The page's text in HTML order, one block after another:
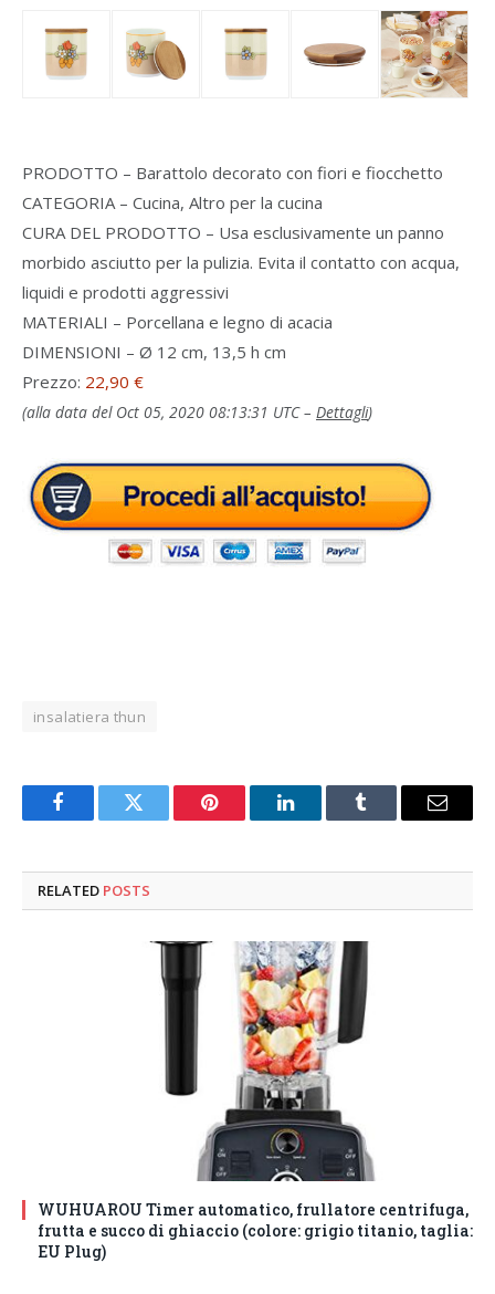
PRODOTTO – Barattolo decorato con fiori e fiocchetto
CATEGORIA – Cucina, Altro per la cucina
CURA DEL PRODOTTO – Usa esclusivamente un panno
morbido asciutto per la pulizia. Evita il contatto con acqua,
liquidi e prodotti aggressivi
MATERIALI – Porcellana e legno di acacia
DIMENSIONI – Ø 12 cm, 13,5 h cm
Prezzo: 22,90 €
(alla data del Oct 05, 2020 08:13:31 UTC – Dettagli)
insalatiera thun
FacebookTwitter Pinterest LinkedInTumblr Email
RELATED POSTS
WUHUAROU Timer automatico, frullatore centrifuga,
frutta e succo di ghiaccio (colore: grigio titanio, taglia:
EU Plug)